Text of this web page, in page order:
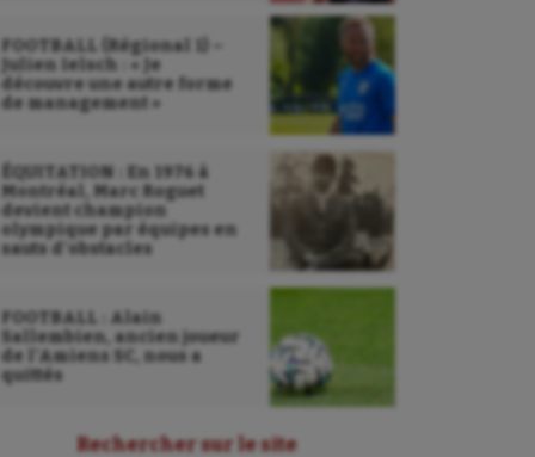
FOOTBALL (Régional 1) –
Julien Ielsch : « Je
découvre une autre forme
de management »
ÉQUITATION : En 1976 à
Montréal, Marc Roguet
devient champion
olympique par équipes en
sauts d’obstacles
FOOTBALL : Alain
Sallembien, ancien joueur
de l’Amiens SC, nous a
quittés
Rechercher sur le site